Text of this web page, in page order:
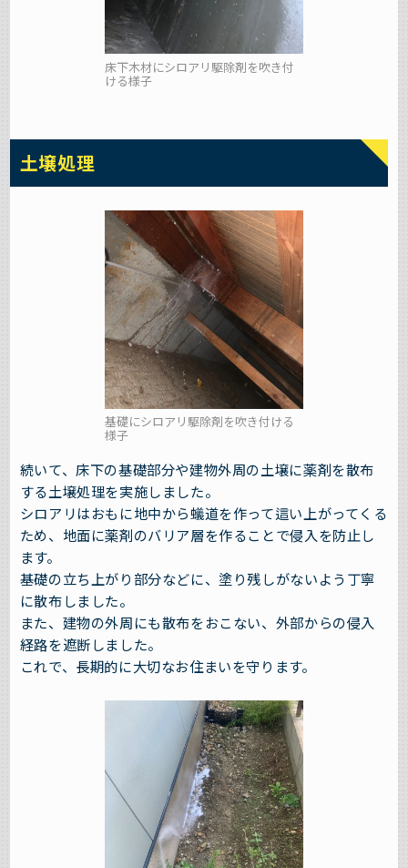
床下木材にシロアリ駆除剤を吹き付
ける様子
土壌処理
基礎にシロアリ駆除剤を吹き付ける
様子
続いて、床下の基礎部分や建物外周の土壌に薬剤を散布
する土壌処理を実施しました。
シロアリはおもに地中から蟻道を作って這い上がってくる
ため、地面に薬剤のバリア層を作ることで侵入を防止し
ます。
基礎の立ち上がり部分などに、塗り残しがないよう丁寧
に散布しました。
また、建物の外周にも散布をおこない、外部からの侵入
経路を遮断しました。
これで、長期的に大切なお住まいを守ります。